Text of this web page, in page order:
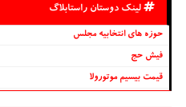
لینک دوستان راستابلاگ
حوزه های انتخابیه مجلس
فیش حج
قیمت بیسیم موتورولا